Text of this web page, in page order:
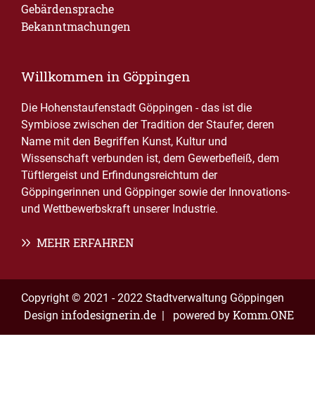
Gebärdensprache
Bekanntmachungen
Willkommen in Göppingen
Die Hohenstaufenstadt Göppingen - das ist die
Symbiose zwischen der Tradition der Staufer, deren
Name mit den Begriffen Kunst, Kultur und
Wissenschaft verbunden ist, dem Gewerbefleiß, dem
Tüftlergeist und Erfindungsreichtum der
Göppingerinnen und Göppinger sowie der Innovations-
und Wettbewerbskraft unserer Industrie.
MEHR ERFAHREN
Copyright © 2021 - 2022 Stadtverwaltung Göppingen
Design infodesignerin.de | powered by Komm.ONE